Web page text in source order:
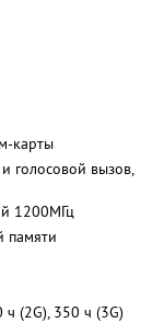
карты
голосовой вызов,
1200MГц
памяти
(2G), 350 ч (3G)